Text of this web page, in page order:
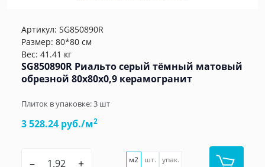
Артикул: SG850890R
Размер: 80*80 см
Вес: 41.41 кг
SG850890R Риальто серый тёмный матовый
обрезной 80x80x0,9 керамогранит
Плиток в упаковке:3 шт
3 528.24 руб./м2
– + м2 шт. упак.